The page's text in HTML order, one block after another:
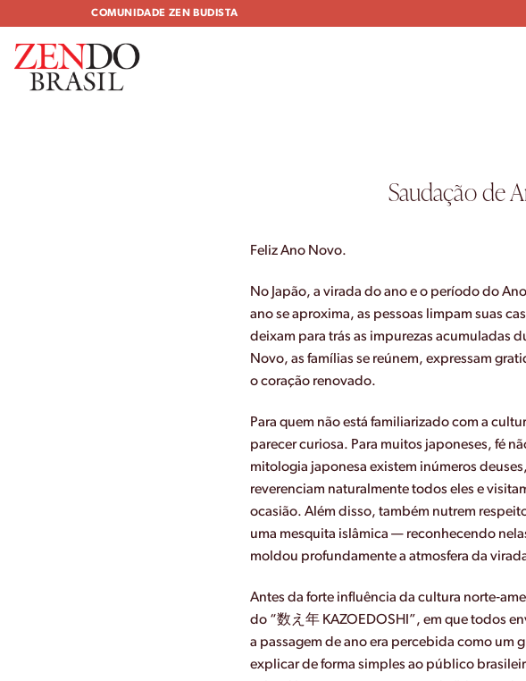
content
COMUNIDADE ZEN BUDISTA
Saudação de
Feliz Ano Novo.
No Japão, a virada do ano e o período do
ano se aproxima, as pessoas limpam suas
deixam para trás as impurezas acumuladas
Novo, as famílias se reúnem, expressam
o coração renovado.
Para quem não está familiarizado com a
parecer curiosa. Para muitos japoneses, fé
mitologia japonesa existem inúmeros
reverenciam naturalmente todos eles e
ocasião. Além disso, também nutrem
uma mesquita islâmica — reconhecendo
moldou profundamente a atmosfera da
Antes da forte influência da cultura
do “数え年 KAZOEDOSHI”, em que todos
a passagem de ano era percebida como um
explicar de forma simples ao público